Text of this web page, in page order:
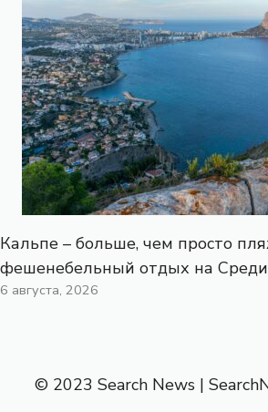
Кальпе – больше, чем просто
фешенебельный отдых на
6 августа, 2026
© 2023 Search News |